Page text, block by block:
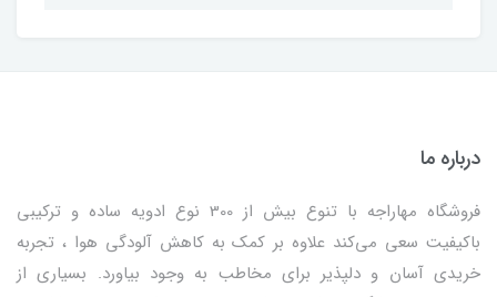
درباره ما
فروشگاه مهاراجه با تنوع بیش از 300 نوع ادویه ساده و ترکیبی
باکیفیت سعی می‌کند علاوه بر کمک به کاهش آلودگی هوا ، تجربه
خریدی آسان و دلپذیر برای مخاطب به وجود بیاورد. بسیاری از